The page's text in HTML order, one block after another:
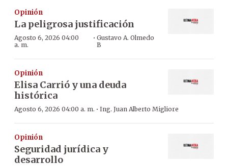
Opinión
La peligrosa justificación
Agosto 6, 2026 04:00
a. m.
· Gustavo A. Olmedo
B
Opinión
Elisa Carrió y una deuda
histórica
Agosto 6, 2026 04:00 a. m. · Ing. Juan Alberto Migliore
Opinión
Seguridad jurídica y
desarrollo